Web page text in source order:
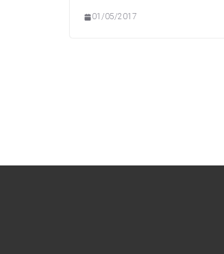
01/05/2017